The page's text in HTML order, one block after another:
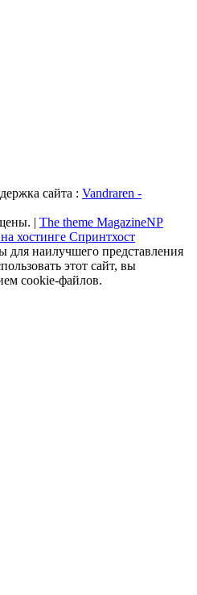
сайта : Vandraren -
| The theme MagazineNP
хостинге Спринтхост
наилучшего представления
этот сайт, вы
cookie-файлов.